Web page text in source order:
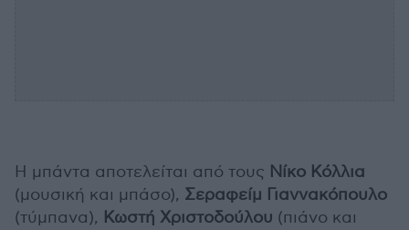
Η μπάντα αποτελείται από τους Νίκο Κόλλια
(μουσική και μπάσο), Σεραφείμ Γιαννακόπουλο
(τύμπανα), Κωστή Χριστοδούλου (πιάνο και